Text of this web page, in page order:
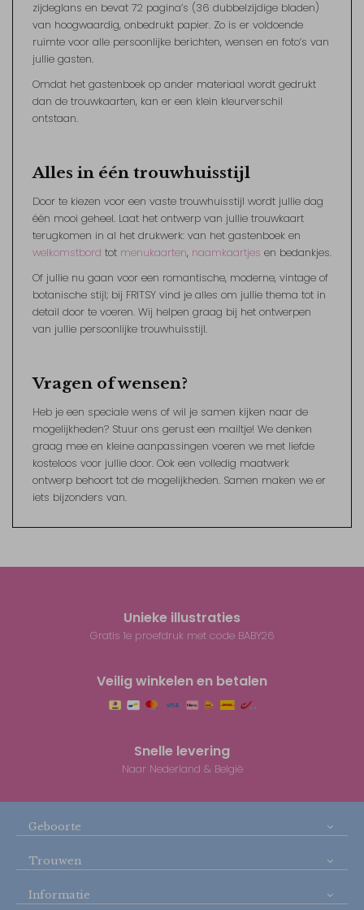
zijdeglans en bevat 72 pagina’s (36 dubbelzijdige bladen)
van hoogwaardig, onbedrukt papier. Zo is er voldoende
ruimte voor alle persoonlijke berichten, wensen en foto’s van
jullie gasten.
Omdat het gastenboek op ander materiaal wordt gedrukt
dan de trouwkaarten, kan er een klein kleurverschil
ontstaan.
Alles in één trouwhuisstijl
Door te kiezen voor een vaste trouwhuisstijl wordt jullie dag
één mooi geheel. Laat het ontwerp van jullie trouwkaart
terugkomen in al het drukwerk: van het gastenboek en
welkomstbord tot menukaarten, naamkaartjes en bedankjes.
Of jullie nu gaan voor een romantische, moderne, vintage of
botanische stijl; bij FRITSY vind je alles om jullie thema tot in
detail door te voeren. Wij helpen graag bij het ontwerpen
van jullie persoonlijke trouwhuisstijl.
Vragen of wensen?
Heb je een speciale wens of wil je samen kijken naar de
mogelijkheden? Stuur ons gerust een mailtje! We denken
graag mee en kleine aanpassingen voeren we met liefde
kosteloos voor jullie door. Ook een volledig maatwerk
ontwerp behoort tot de mogelijkheden. Samen maken we er
iets bijzonders van.
Unieke illustraties
Gratis 1e proefdruk met code BABY26
Veilig winkelen en betalen
Snelle levering
Naar Nederland & België
Geboorte
Trouwen
Informatie